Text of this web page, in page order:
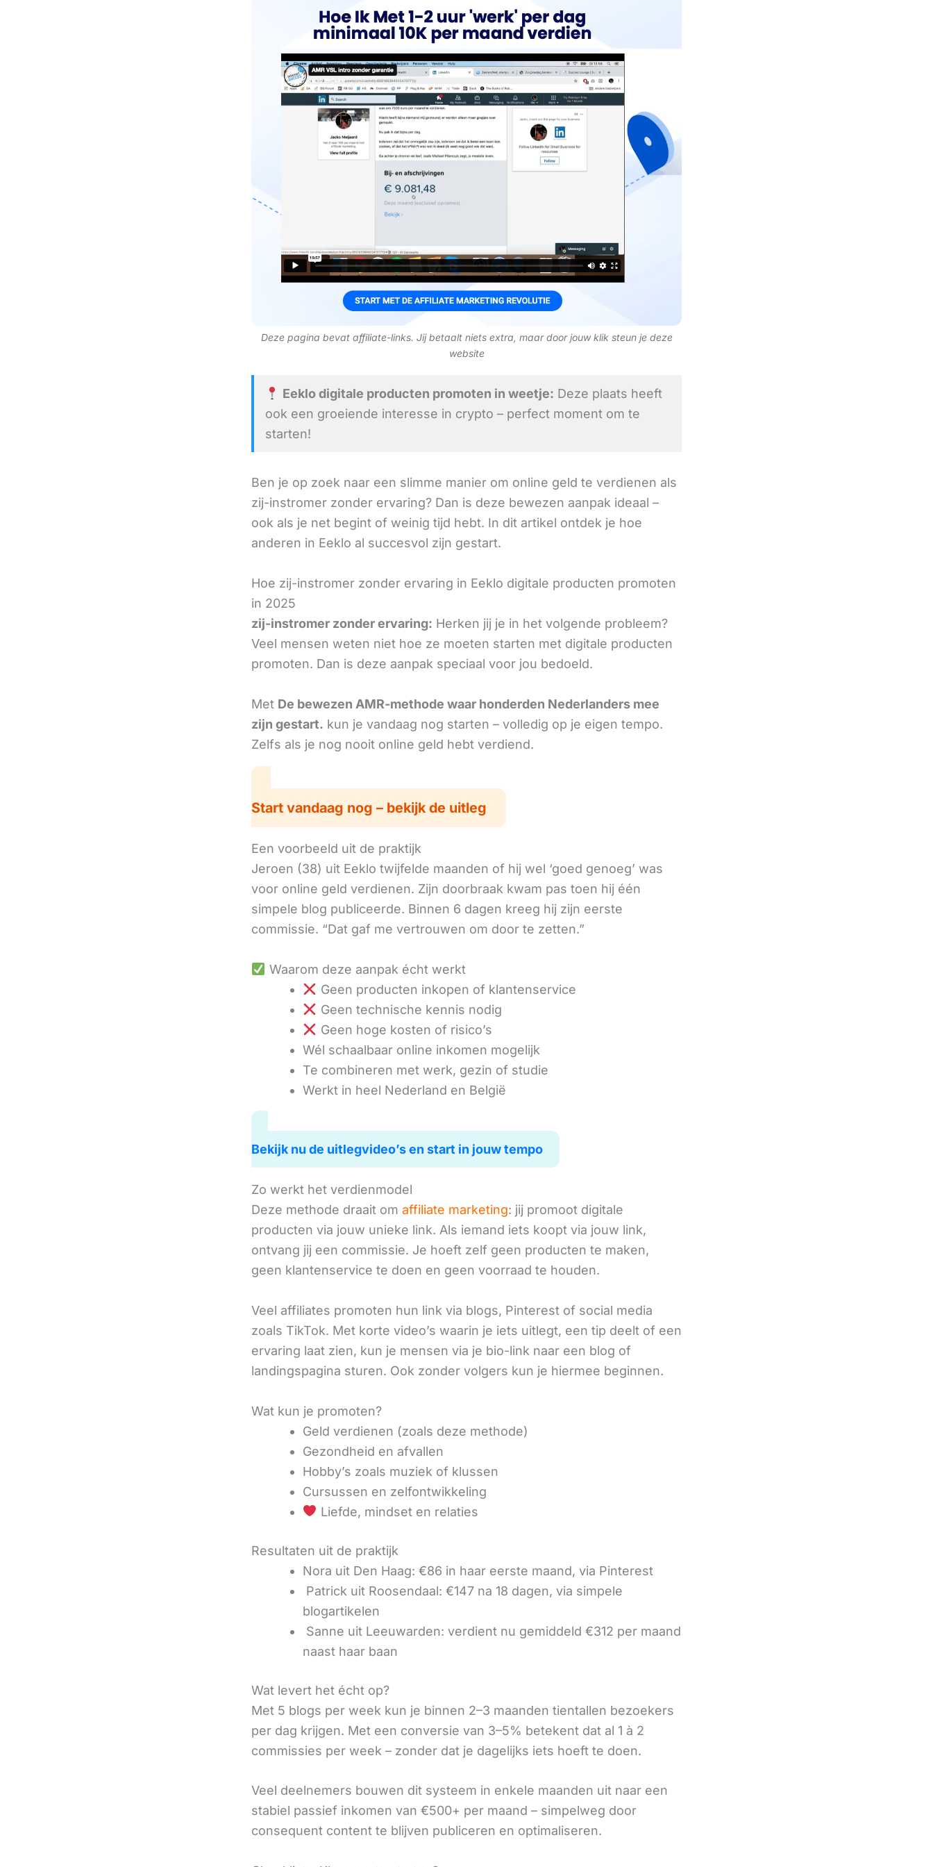
Deze pagina bevat affiliate-links. Jij betaalt niets extra, maar door jouw klik steun je deze
website
Eeklo digitale producten promoten in weetje: Deze plaats heeft
ook een groeiende interesse in crypto – perfect moment om te
starten!
Ben je op zoek naar een slimme manier om online geld te verdienen als
zij-instromer zonder ervaring? Dan is deze bewezen aanpak ideaal –
ook als je net begint of weinig tijd hebt. In dit artikel ontdek je hoe
anderen in Eeklo al succesvol zijn gestart.
Hoe zij-instromer zonder ervaring in Eeklo digitale producten promoten
in 2025
zij-instromer zonder ervaring: Herken jij je in het volgende probleem?
Veel mensen weten niet hoe ze moeten starten met digitale producten
promoten. Dan is deze aanpak speciaal voor jou bedoeld.
Met De bewezen AMR-methode waar honderden Nederlanders mee
zijn gestart. kun je vandaag nog starten – volledig op je eigen tempo.
Zelfs als je nog nooit online geld hebt verdiend.
Start vandaag nog – bekijk de uitleg
Een voorbeeld uit de praktijk
Jeroen (38) uit Eeklo twijfelde maanden of hij wel ‘goed genoeg’ was
voor online geld verdienen. Zijn doorbraak kwam pas toen hij één
simpele blog publiceerde. Binnen 6 dagen kreeg hij zijn eerste
commissie. “Dat gaf me vertrouwen om door te zetten.”
Waarom deze aanpak écht werkt
Geen producten inkopen of klantenservice
Geen technische kennis nodig
Geen hoge kosten of risico’s
Wél schaalbaar online inkomen mogelijk
Te combineren met werk, gezin of studie
Werkt in heel Nederland en België
Bekijk nu de uitlegvideo’s en start in jouw tempo
Zo werkt het verdienmodel
Deze methode draait om affiliate marketing: jij promoot digitale
producten via jouw unieke link. Als iemand iets koopt via jouw link,
ontvang jij een commissie. Je hoeft zelf geen producten te maken,
geen klantenservice te doen en geen voorraad te houden.
Veel affiliates promoten hun link via blogs, Pinterest of social media
zoals TikTok. Met korte video’s waarin je iets uitlegt, een tip deelt of een
ervaring laat zien, kun je mensen via je bio-link naar een blog of
landingspagina sturen. Ook zonder volgers kun je hiermee beginnen.
Wat kun je promoten?
Geld verdienen (zoals deze methode)
Gezondheid en afvallen
Hobby’s zoals muziek of klussen
Cursussen en zelfontwikkeling
Liefde, mindset en relaties
Resultaten uit de praktijk
Nora uit Den Haag: €86 in haar eerste maand, via Pinterest
‍ Patrick uit Roosendaal: €147 na 18 dagen, via simpele
blogartikelen
‍ Sanne uit Leeuwarden: verdient nu gemiddeld €312 per maand
naast haar baan
Wat levert het écht op?
Met 5 blogs per week kun je binnen 2–3 maanden tientallen bezoekers
per dag krijgen. Met een conversie van 3–5% betekent dat al 1 à 2
commissies per week – zonder dat je dagelijks iets hoeft te doen.
Veel deelnemers bouwen dit systeem in enkele maanden uit naar een
stabiel passief inkomen van €500+ per maand – simpelweg door
consequent content te blijven publiceren en optimaliseren.